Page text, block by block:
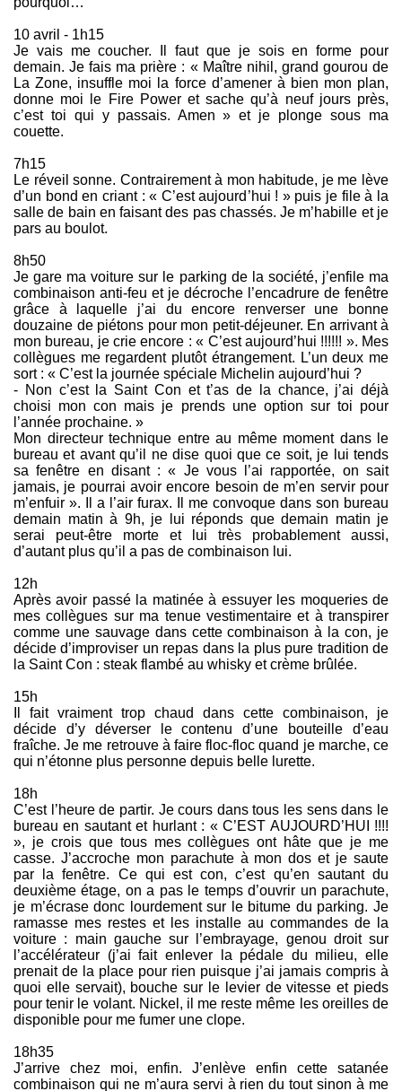
10 avril - 1h15
Je vais me coucher. Il faut que je sois en forme pour
demain. Je fais ma prière : « Maître nihil, grand gourou de
La Zone, insuffle moi la force d’amener à bien mon plan,
donne moi le Fire Power et sache qu’à neuf jours près,
c’est toi qui y passais. Amen » et je plonge sous ma
couette.
7h15
Le réveil sonne. Contrairement à mon habitude, je me lève
d’un bond en criant : « C’est aujourd’hui ! » puis je file à la
salle de bain en faisant des pas chassés. Je m’habille et je
pars au boulot.
8h50
Je gare ma voiture sur le parking de la société, j’enfile ma
combinaison anti-feu et je décroche l’encadrure de fenêtre
grâce à laquelle j’ai du encore renverser une bonne
douzaine de piétons pour mon petit-déjeuner. En arrivant à
mon bureau, je crie encore : « C’est aujourd’hui !!!!!! ». Mes
collègues me regardent plutôt étrangement. L’un deux me
sort : « C’est la journée spéciale Michelin aujourd’hui ?
- Non c’est la Saint Con et t’as de la chance, j’ai déjà
choisi mon con mais je prends une option sur toi pour
l’année prochaine. »
Mon directeur technique entre au même moment dans le
bureau et avant qu’il ne dise quoi que ce soit, je lui tends
sa fenêtre en disant : « Je vous l’ai rapportée, on sait
jamais, je pourrai avoir encore besoin de m’en servir pour
m’enfuir ». Il a l’air furax. Il me convoque dans son bureau
demain matin à 9h, je lui réponds que demain matin je
serai peut-être morte et lui très probablement aussi,
d’autant plus qu’il a pas de combinaison lui.
12h
Après avoir passé la matinée à essuyer les moqueries de
mes collègues sur ma tenue vestimentaire et à transpirer
comme une sauvage dans cette combinaison à la con, je
décide d’improviser un repas dans la plus pure tradition de
la Saint Con : steak flambé au whisky et crème brûlée.
15h
Il fait vraiment trop chaud dans cette combinaison, je
décide d’y déverser le contenu d’une bouteille d’eau
fraîche. Je me retrouve à faire floc-floc quand je marche, ce
qui n’étonne plus personne depuis belle lurette.
18h
C’est l’heure de partir. Je cours dans tous les sens dans le
bureau en sautant et hurlant : « C’EST AUJOURD’HUI !!!!
», je crois que tous mes collègues ont hâte que je me
casse. J’accroche mon parachute à mon dos et je saute
par la fenêtre. Ce qui est con, c’est qu’en sautant du
deuxième étage, on a pas le temps d’ouvrir un parachute,
je m’écrase donc lourdement sur le bitume du parking. Je
ramasse mes restes et les installe au commandes de la
voiture : main gauche sur l’embrayage, genou droit sur
l’accélérateur (j’ai fait enlever la pédale du milieu, elle
prenait de la place pour rien puisque j’ai jamais compris à
quoi elle servait), bouche sur le levier de vitesse et pieds
pour tenir le volant. Nickel, il me reste même les oreilles de
disponible pour me fumer une clope.
18h35
J’arrive chez moi, enfin. J’enlève enfin cette satanée
combinaison qui ne m’aura servi à rien du tout sinon à me